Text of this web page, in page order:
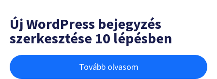
Új WordPress bejegyzés
szerkesztése 10 lépésben
Tovább olvasom